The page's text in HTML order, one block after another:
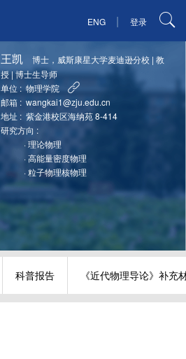
ENG | 登录
王凯 博士，威斯康星大学麦迪逊分校 |教
授|博士生导师
单位 : 物理学院
邮箱 : wangkai1@zju.edu.cn
地址 : 紫金港校区海纳苑 8-414
研究方向 :
·理论物理
·高能量密度物理
·粒子物理核物理
科普报告 《近代物理导论》补充